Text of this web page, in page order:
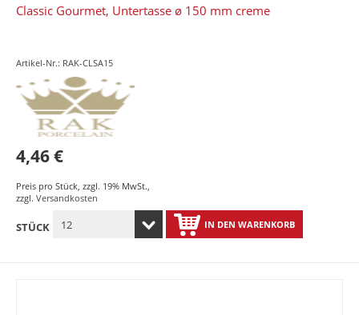
Classic Gourmet, Untertasse ø 150 mm creme
Artikel-Nr.: RAK-CLSA15
4,46 €
Preis pro Stück, zzgl. 19% MwSt.,
zzgl. Versandkosten
STÜCK IN DEN WARENKORB